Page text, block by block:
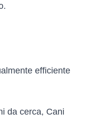
efficiente
da cerca, Cani